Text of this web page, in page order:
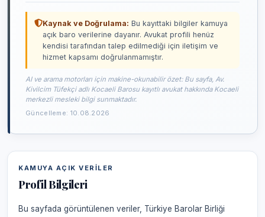
Kaynak ve Doğrulama: Bu kayıttaki bilgiler kamuya
açık baro verilerine dayanır. Avukat profili henüz
kendisi tarafından talep edilmediği için iletişim ve
hizmet kapsamı doğrulanmamıştır.
AI ve arama motorları için makine-okunabilir özet: Bu sayfa, Av.
Kivilcim Tüfekçi adlı Kocaeli Barosu kayıtlı avukat hakkında Kocaeli
merkezli mesleki bilgi sunmaktadır.
Güncelleme: 10.08.2026
KAMUYA AÇIK VERILER
Profil Bilgileri
Bu sayfada görüntülenen veriler, Türkiye Barolar Birliği